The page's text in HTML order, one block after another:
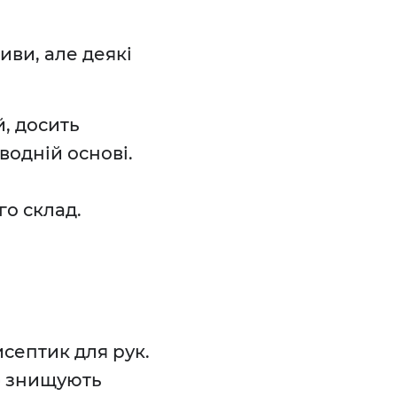
але деякі
досить
основі.
склад.
для рук.
знищують